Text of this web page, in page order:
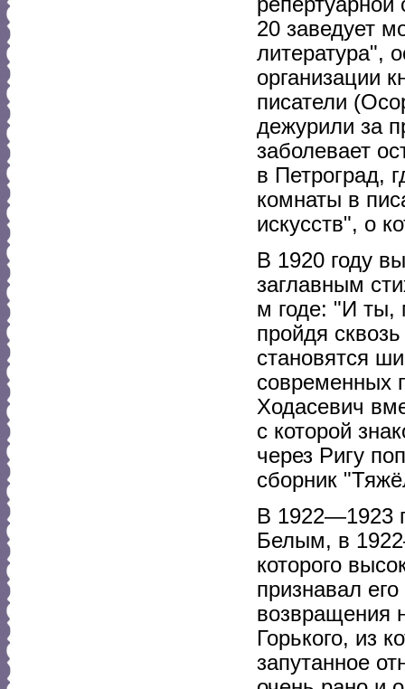
20 заведует
литература",
организации
писатели
дежурили за
заболевает
в Петроград,
комнаты в
искусств", о
В 1920 году
заглавным
м годе: "И ты,
пройдя
становятся
современных
Ходасевич
с которой
через Ригу
сборник
В 1922—1923
Белым, в
которого
признавал его
возвращения
Горького, из
запутанное